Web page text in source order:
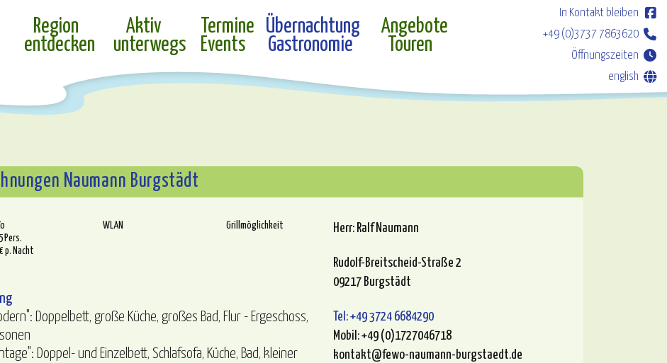
Region
entdecken
Aktiv
unterwegs
Termine
Events
Übernachtung
Gastronomie
Angebote
Touren
In Kontakt bleiben
+49 (0)3737 7863620
Öffnungszeiten
english
Naumann Burgstädt
Pers.
p. Nacht
WLAN Grillmöglichkeit
Doppelbett, große Küche, großes Bad, Flur - Ergeschoss,
Doppel- und Einzelbett, Schlafsofa, Küche, Bad, kleiner
Herr: Ralf Naumann
Rudolf-Breitscheid-Straße 2
09217 Burgstädt
Tel: +49 3724 6684290
Mobil: +49 (0)1727046718
kontakt@fewo-naumann-burgstaedt.de